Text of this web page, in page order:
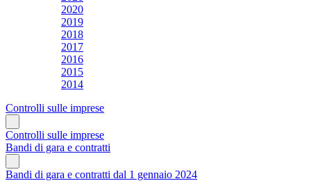
2020
2019
2018
2017
2016
2015
2014
Controlli sulle imprese
Controlli sulle imprese
Bandi di gara e contratti
Bandi di gara e contratti dal 1 gennaio 2024